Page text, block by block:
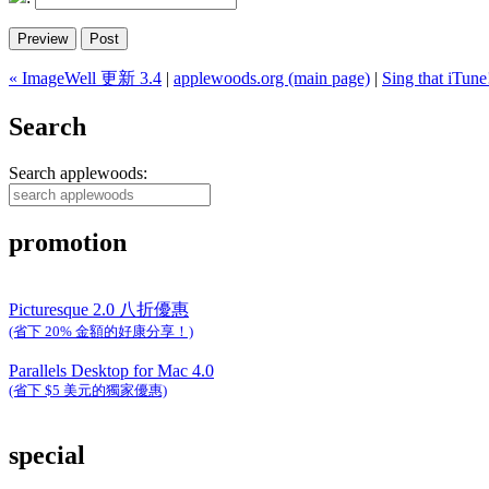
« ImageWell 更新 3.4 | applewoods.org (main page) | Sing that
Search
Search applewoods:
promotion
Picturesque 2.0 八折優惠
(省下 20% 金額的好康分享！)
Parallels Desktop for Mac 4.0
(省下 $5 美元的獨家優惠)
special